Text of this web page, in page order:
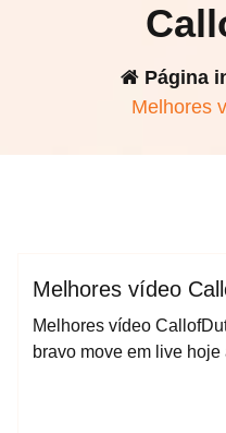
Página
Melhores
Game
Melhores vídeo
Melhores vídeo
bravo move em live